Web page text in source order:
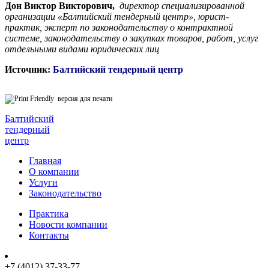
Дон Виктор Викторович, директор специализированной
организации «Балтийский тендерный центр», юрист-
практик, эксперт по законодательству о контрактной
системе, законодательству о закупках товаров, работ, услуг
отдельными видами юридических лиц
Источник: Балтийский тендерный центр
версия для печати
Балтийский
тендерный
центр
Главная
О компании
Услуги
Законодательство
Практика
Новости компании
Контакты